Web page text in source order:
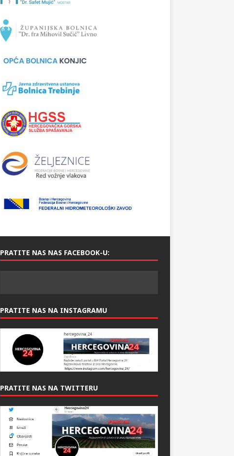
PRATITE NAS NAS FACEBOOK-U:
PRATITE NAS NA INSTAGRAMU
PRATITE NAS NA TWITTERU